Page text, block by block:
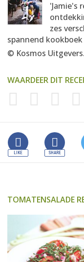
'Jamie's
zes
spannend
© Kosmos
WAARDEER DIT
TOMATENSALADE